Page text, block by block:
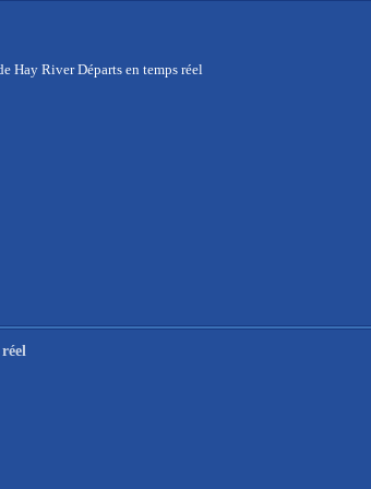
Hay River Départs en temps réel